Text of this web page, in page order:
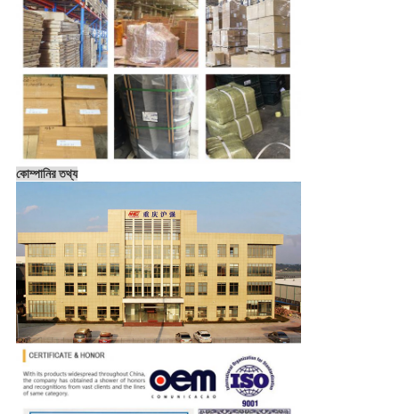
কোম্পানির তথ্য